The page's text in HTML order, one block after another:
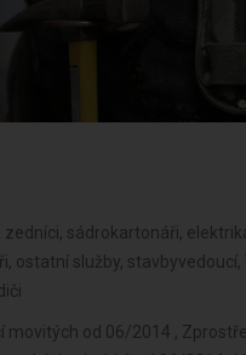
sádrokartonáři,
ostatní služby,
movitých od 06/2014 ,